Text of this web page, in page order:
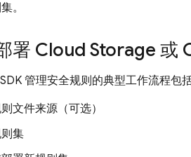
。
署 Cloud Storage 或
管理安全规则的典型工作流程包
文件来源（可选）
集